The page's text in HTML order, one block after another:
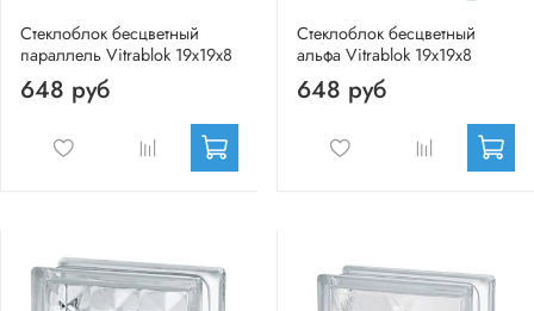
Стеклоблок бесцветный
параллель Vitrablok 19х19х8
648 руб
Стеклоблок бесцветный
альфа Vitrablok 19х19х8
648 руб